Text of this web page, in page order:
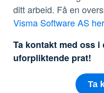
ditt arbeid. Få en
Visma Software AS her
Ta kontakt med oss i
uforpliktende prat!
Ta